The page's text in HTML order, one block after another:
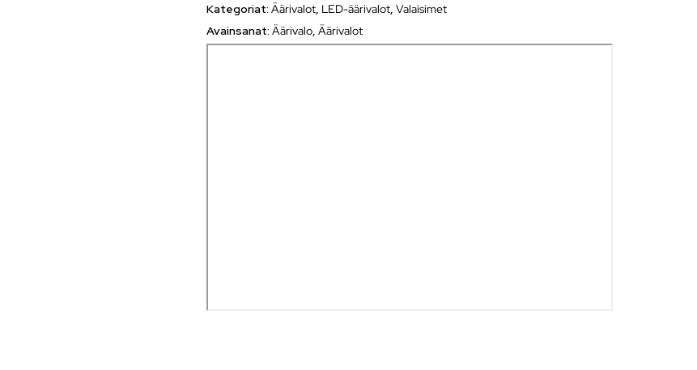
Kategoriat:Äärivalot LED-äärivalot ,Valaisimet
Avainsanat:Äärivalo ,Äärivalot